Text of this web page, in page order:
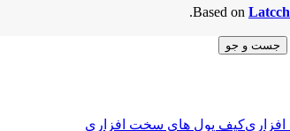
Based on Latcch
.
جست و جو
کیف پول های سخت افزاری